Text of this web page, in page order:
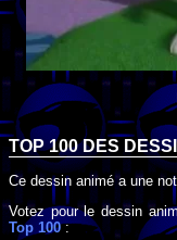
TOP 100 DES
Ce dessin animé a une
Votez pour le dessin
Top 100: